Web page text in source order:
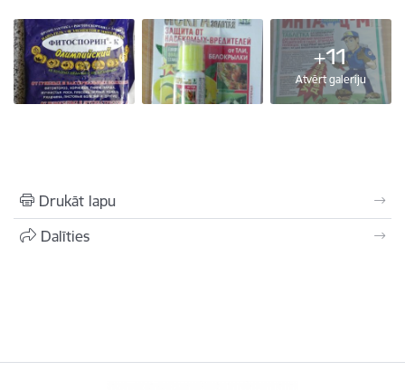
+11
Atvērt galeriju
Drukāt lapu
Dalīties